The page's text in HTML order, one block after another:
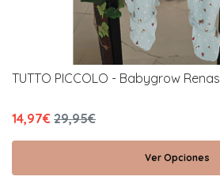
TUTTO PICCOLO - Babygrow Renas
14,97€ 29,95€
Ver Opciones